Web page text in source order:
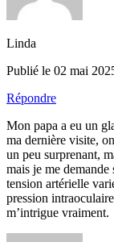
Linda
Publié le 02 mai
Répondre
Mon papa a eu un
ma dernière visite,
un peu surprenant,
mais je me demande
tension artérielle
pression
m’intrigue vraiment.